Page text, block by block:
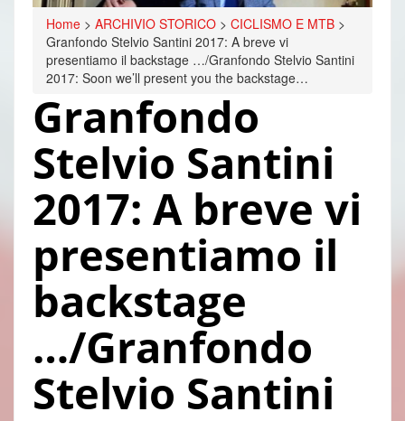
Home > ARCHIVIO STORICO > CICLISMO E MTB >
Granfondo Stelvio Santini 2017: A breve vi
presentiamo il backstage …/Granfondo Stelvio Santini
2017: Soon we’ll present you the backstage…
Granfondo
Stelvio Santini
2017: A breve vi
presentiamo il
backstage
…/Granfondo
Stelvio Santini